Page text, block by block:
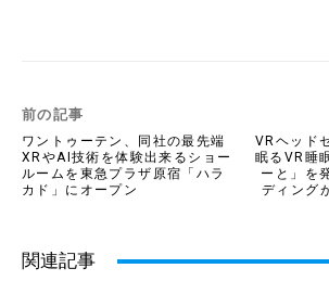
前の記事
ワントゥーテン、同社の最先端
XRやAI技術を体験出来るショー
ルームを東急プラザ原宿「ハラ
カド」にオープン
VRヘッド
眠るVR睡
ーと」を
ディング
関連記事